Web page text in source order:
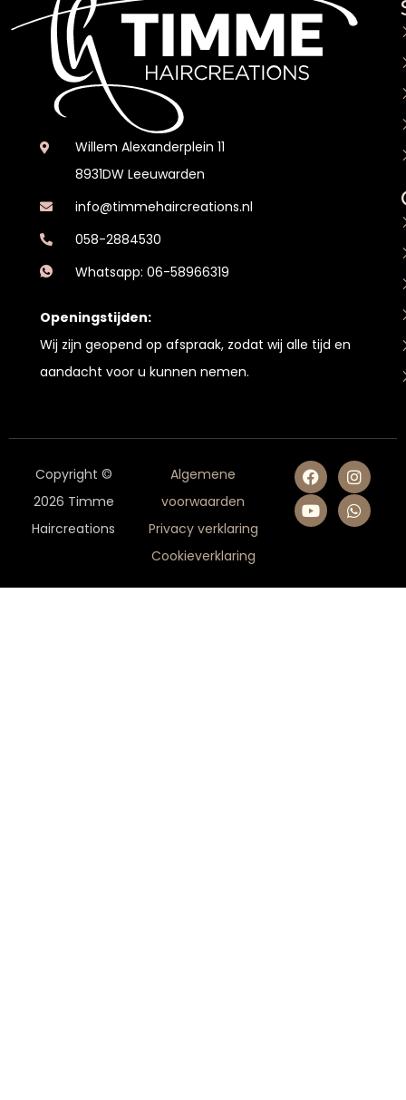
Willem Alexanderplein 11
8931DW Leeuwarden
info@timmehaircreations.nl
058-2884530
Whatsapp: 06-58966319
Openingstijden:
Wij zijn geopend op afspraak, zodat wij alle tijd en
aandacht voor u kunnen nemen.
Copyright ©
2026 Timme
Haircreations
Algemene
voorwaarden
Privacy verklaring
Cookieverklaring